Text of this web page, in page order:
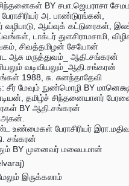
BY சபா.ஜெயராசா
அ. பாண்டுரங்கன்,
வழிபாடு, ஆய்வுக் கட்டுரைகள்,
டாக்டர் துளசிராமசாமி,
சிவத்தமிழன் சேயோன்
ஆசு மருத்துவம்_ ஆதி.சங்கரன்
வடிவியலும்_ஆதி.சங்கரன்
1988, சு. சுனந்தாதேவி
சீர் மேவும் நுண்மொழி BY
தமிழ்ச் சிந்தனையாளர்
BY ஆதி.சங்கரன்
அகன்.
உண்மைகள் பேராசிரியர்
சங்கரன்
BY முனைவர் மலையமான்
இருக்கலாம்